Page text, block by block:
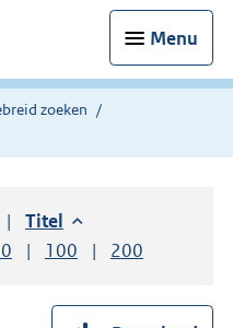
Menu
zoeken
Sorteer op:
Titel aflopend
paginaper pagina
resultaten per pagina
Toon
100 resultaten per
Toon
200